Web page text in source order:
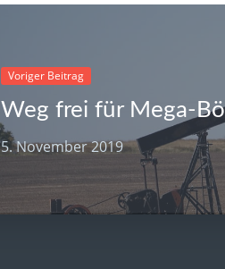
Voriger Beitrag
Weg frei für Mega-
5. November 2019